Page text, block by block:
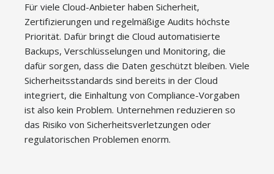
Für viele Cloud-Anbieter haben Sicherheit,
Zertifizierungen und regelmäßige Audits höchste
Priorität. Dafür bringt die Cloud automatisierte
Backups, Verschlüsselungen und Monitoring, die
dafür sorgen, dass die Daten geschützt bleiben. Viele
Sicherheitsstandards sind bereits in der Cloud
integriert, die Einhaltung von Compliance-Vorgaben
ist also kein Problem. Unternehmen reduzieren so
das Risiko von Sicherheitsverletzungen oder
regulatorischen Problemen enorm.